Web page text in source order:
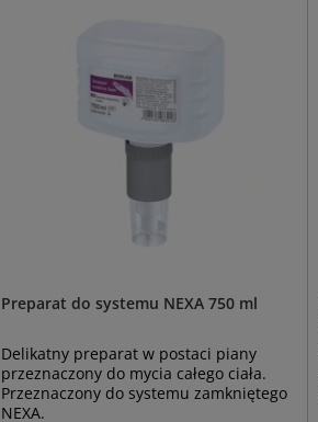
Preparat do systemu NEXA 750 ml
Delikatny preparat w postaci piany
przeznaczony do mycia całego ciała.
Przeznaczony do systemu zamkniętego
NEXA.